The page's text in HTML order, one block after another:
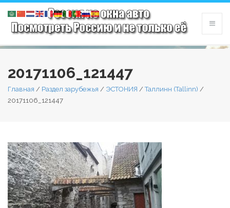
20171106_121447
Главная / Раздел зарубежья / ЭСТОНИЯ / Таллинн (Tallinn) /
20171106_121447